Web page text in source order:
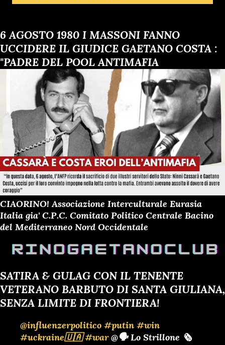
t
6 AGOSTO 1980 I MASSONI FANNO
UCCIDERE IL GIUDICE GAETANO COSTA :
"PADRE DEL POOL ANTIMAFIA
CIAORINO! Associazione Interculturale Eurasia
Italia gia' C.P.C. Comitato Politico Centrale Bacino
del Mediterraneo Nord Occidentale
SATIRA & GULAG CON IL TENENTE
VETERANO BARBUTO DI SANTA GIULIANA,
SENZA LIMITE DI FRONTIERA!
@influenzerpolitico #putin #win
#uckraine🇺🇦 #war@🗣️ Lo Strillone 🗞️